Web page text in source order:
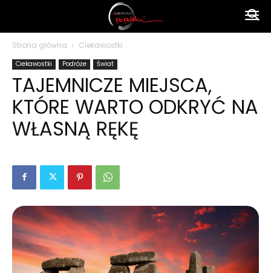
polsku
Strona główna Ciekawostki
Ciekawostki Podróże Świat
TAJEMNICZE MIEJSCA,
KTÓRE WARTO ODKRYĆ NA
WŁASNĄ RĘKĘ